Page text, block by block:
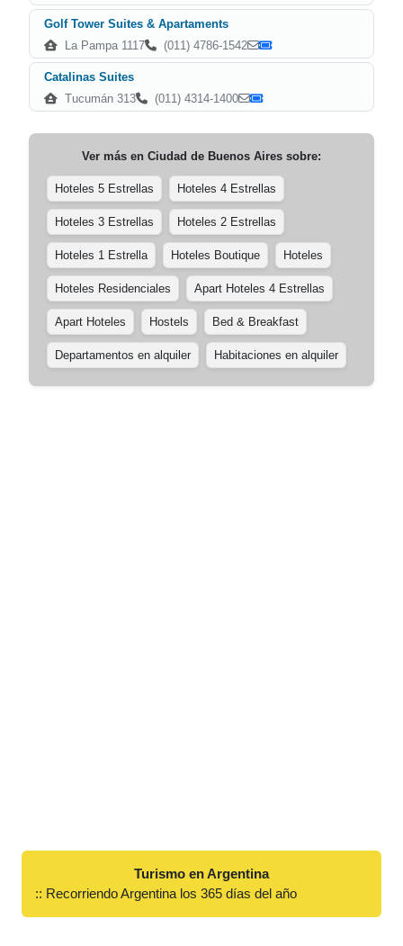
Golf Tower Suites & Apartaments
La Pampa 1117
(011) 4786-1542
Catalinas Suites
Tucumán 313
(011) 4314-1400
Ver más en Ciudad de Buenos Aires sobre:
Hoteles 5 Estrellas Hoteles 4 Estrellas
Hoteles 3 Estrellas Hoteles 2 Estrellas
Hoteles 1 Estrella Hoteles Boutique Hoteles
Hoteles Residenciales Apart Hoteles 4 Estrellas
Apart Hoteles Hostels Bed & Breakfast
Departamentos en alquiler Habitaciones en alquiler
Turismo en Argentina
:: Recorriendo Argentina los 365 días del año